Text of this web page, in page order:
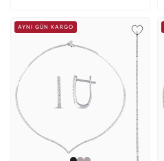
AYNI GÜN KARGO